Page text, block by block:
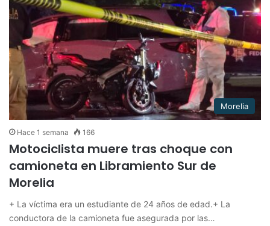
Morelia
Hace 1 semana 166
Motociclista muere tras choque con
camioneta en Libramiento Sur de
Morelia
+ La víctima era un estudiante de 24 años de edad.+ La
conductora de la camioneta fue asegurada por las…